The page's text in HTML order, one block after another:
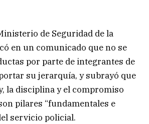
de Seguridad de la
en un comunicado que no se
por parte de integrantes de
su jerarquía, y subrayó que
la disciplina y el compromiso
pilares “fundamentales e
servicio policial.